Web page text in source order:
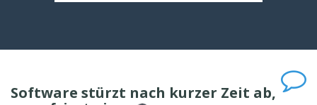
Software stürzt nach kurzer Zeit ab,